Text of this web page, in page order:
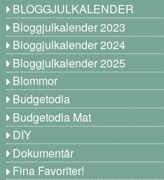
BLOGGJULKALENDER
Bloggjulkalender 2023
Bloggjulkalender 2024
Bloggjulkalender 2025
Blommor
Budgetodla
Budgetodla Mat
DIY
Dokumentär
Fina Favoriter!